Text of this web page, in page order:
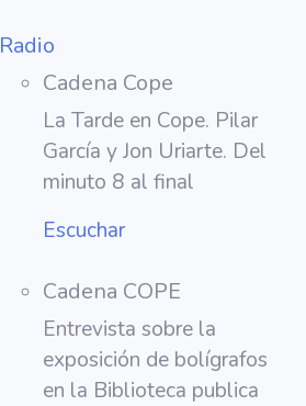
Radio
Cadena Cope
La Tarde en Cope. Pilar
García y Jon Uriarte. Del
minuto 8 al final
Escuchar
Cadena COPE
Entrevista sobre la
exposición de bolígrafos
en la Biblioteca publica